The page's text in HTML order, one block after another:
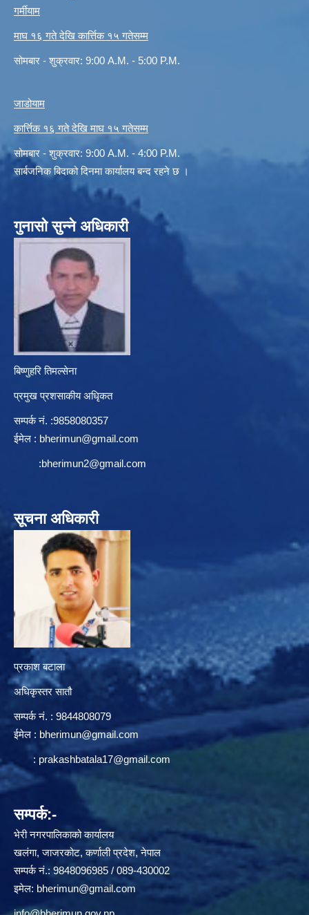
गर्मीयाम
माघ १६ गते देखि कार्त्तिक १५ गतेसम्म
सोमबार - शुक्रवार: 9:00 A.M. - 5:00 P.M.
जाडोयाम
कार्त्तिक १६ गते देखि माघ १५ गतेसम्म
सोमबार - शुक्रवार: 9:00 A.M. - 4:00 P.M.
सार्बजनिक बिदाको दिनमा कार्यालय बन्द रहने छ ।
गुनासो सुन्ने अधिकारी
बिष्णुहरि तिमल्सेना
प्रमुख प्रशसाकीय अधिृकत
सम्पर्क न‌ं. :9858080357
ईमेल : bherimun@gmail.com
:bherimun2@gmail.com
सूचना अधिकारी
प्रकाश बटाला
अधिकृस्तर सातौ
सम्पर्क न‌ं. : 9844808079
ईमेल : bherimun@gmail.com
: prakashbatala17@gmail.com
सम्पर्क:-
भेरी नगरपालिकाको कार्यालय
खलंगा, जाजरकोट, कर्णाली प्रदेश, नेपाल
सम्पर्क नं.: 9848096985 / 089-430002
इमेल: bherimun@gmail.com